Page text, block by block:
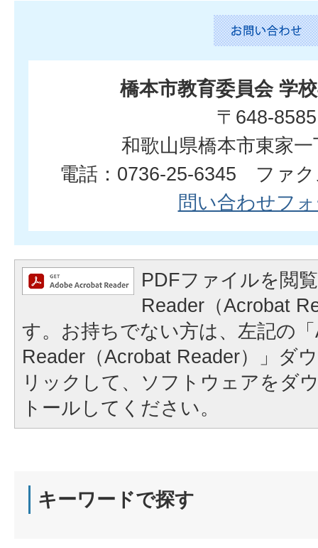
橋本市教育委員会 学
〒648-8585
和歌山県橋本市東家
電話：0736-25-6345 ファク
問い合わせフ
PDFファイルを閲
Reader（Acrobat
す。お持ちでない方は、左記の
Reader（Acrobat Reader）」ダ
リックして、ソフトウェアをダ
トールしてください。
キーワードで探す